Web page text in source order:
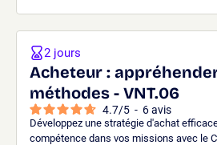
Acheteur :
méthodes - VNT.06
4.7/5 - 6avis
Développez une stratégie d'achat
compétence dans vos missions avec le
2 jours